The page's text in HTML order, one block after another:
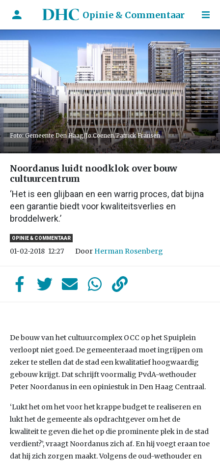
Opinie & Commentaar
Foto: Gemeente Den Haag/Jo Coenen/Patrick Fransen
Noordanus luidt noodklok over bouw
cultuurcentrum
‘Het is een glijbaan en een warrig proces, dat bijna
een garantie biedt voor kwaliteitsverlies en
broddelwerk.’
OPINIE & COMMENTAAR
01-02-2018 12:27 Door Herman Rosenberg
De bouw van het cultuurcomplex OCC op het Spuiplein
verloopt niet goed. De gemeenteraad moet ingrijpen om
zeker te stellen dat de stad een kwalitatief hoogwaardig
gebouw krijgt. Dat schrijft voormalig PvdA-wethouder
Peter Noordanus in een opiniestuk in Den Haag Centraal.
‘Lukt het om het voor het krappe budget te realiseren en
lukt het de gemeente als opdrachtgever om het de
kwaliteit te geven die het op die prominente plek in de stad
verdient?’, vraagt Noordanus zich af. En hij voegt eraan toe
dat hij zich zorgen maakt. Volgens de oud-wethouder en